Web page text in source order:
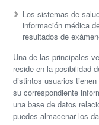
Los sistemas de
información médica
resultados de
Una de las principales
reside en la posibilidad
distintos usuarios
su correspondiente
una base de datos
puedes almacenar los